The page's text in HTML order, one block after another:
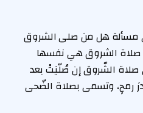
في مسألة هل من صلى الشروق
صلاة الشروق هي نفسها
الشّروق إن صُلّيَتْ بعد
رمحٍ، وتسمى بصلاة الضّحى